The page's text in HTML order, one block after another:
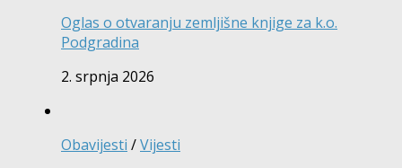
Oglas o otvaranju zemljišne knjige za k.o.
Podgradina
2. srpnja 2026
Obavijesti /Vijesti